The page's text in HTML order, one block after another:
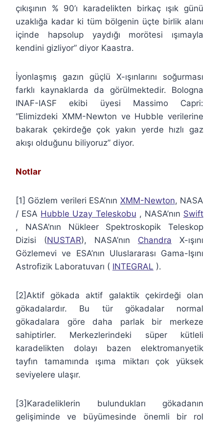
çıkışının % 90’ı karadelikten birkaç ışık günü
uzaklığa kadar ki tüm bölgenin üçte birlik alanı
içinde hapsolup yaydığı morötesi ışımayla
kendini gizliyor” diyor Kaastra.
İyonlaşmış gazın güçlü X-ışınlarını soğurması
farklı kaynaklarda da görülmektedir. Bologna
INAF-IASF ekibi üyesi Massimo Capri:
“Elimizdeki XMM-Newton ve Hubble verilerine
bakarak çekirdeğe çok yakın yerde hızlı gaz
akışı olduğunu biliyoruz” diyor.
Notlar
[1] Gözlem verileri ESA’nın XMM-Newton, NASA
/ ESA Hubble Uzay Teleskobu , NASA’nın Swift
, NASA’nın Nükleer Spektroskopik Teleskop
Dizisi (NUSTAR), NASA’nın Chandra X-ışını
Gözlemevi ve ESA’nın Uluslararası Gama-Işını
Astrofizik Laboratuvarı ( INTEGRAL ).
[2]Aktif gökada aktif galaktik çekirdeği olan
gökadalardır. Bu tür gökadalar normal
gökadalara göre daha parlak bir merkeze
sahiptirler. Merkezlerindeki süper kütleli
karadelikten dolayı bazen elektromanyetik
tayfın tamamında ışıma miktarı çok yüksek
seviyelere ulaşır.
[3]Karadeliklerin bulundukları gökadanın
gelişiminde ve büyümesinde önemli bir rol